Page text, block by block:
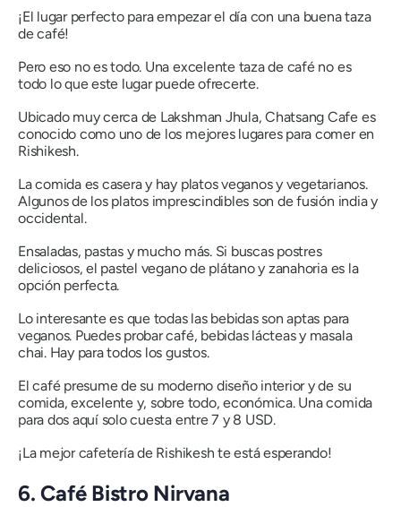
¡El lugar perfecto para empezar el día con una buena taza
de café!
Pero eso no es todo. Una excelente taza de café no es
todo lo que este lugar puede ofrecerte.
Ubicado muy cerca de Lakshman Jhula, Chatsang Cafe es
conocido como uno de los mejores lugares para comer en
Rishikesh.
La comida es casera y hay platos veganos y vegetarianos.
Algunos de los platos imprescindibles son de fusión india y
occidental.
Ensaladas, pastas y mucho más. Si buscas postres
deliciosos, el pastel vegano de plátano y zanahoria es la
opción perfecta.
Lo interesante es que todas las bebidas son aptas para
veganos. Puedes probar café, bebidas lácteas y masala
chai. Hay para todos los gustos.
El café presume de su moderno diseño interior y de su
comida, excelente y, sobre todo, económica. Una comida
para dos aquí solo cuesta entre 7 y 8 USD.
¡La mejor cafetería de Rishikesh te está esperando!
6. Café Bistro Nirvana